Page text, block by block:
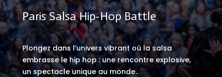
Paris Salsa Hip-Hop Battle
Plongez dans l’univers vibrant où la salsa
embrasse le hip hop : une rencontre explosive,
un spectacle unique au monde..